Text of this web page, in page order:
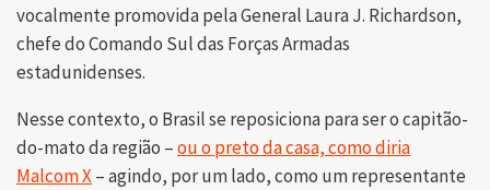
vocalmente promovida pela General Laura J. Richardson,
chefe do Comando Sul das Forças Armadas
estadunidenses.
Nesse contexto, o Brasil se reposiciona para ser o capitão-
do-mato da região –ou o preto da casa, como diria
Malcom X– agindo, por um lado, como um representante